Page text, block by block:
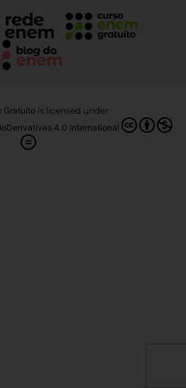
Gratuito is licensed under
4.0 International